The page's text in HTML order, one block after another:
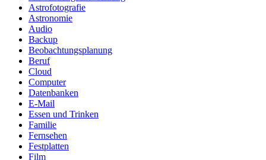
Astrofotografie
Astronomie
Audio
Backup
Beobachtungsplanung
Beruf
Cloud
Computer
Datenbanken
E-Mail
Essen und Trinken
Familie
Fernsehen
Festplatten
Film